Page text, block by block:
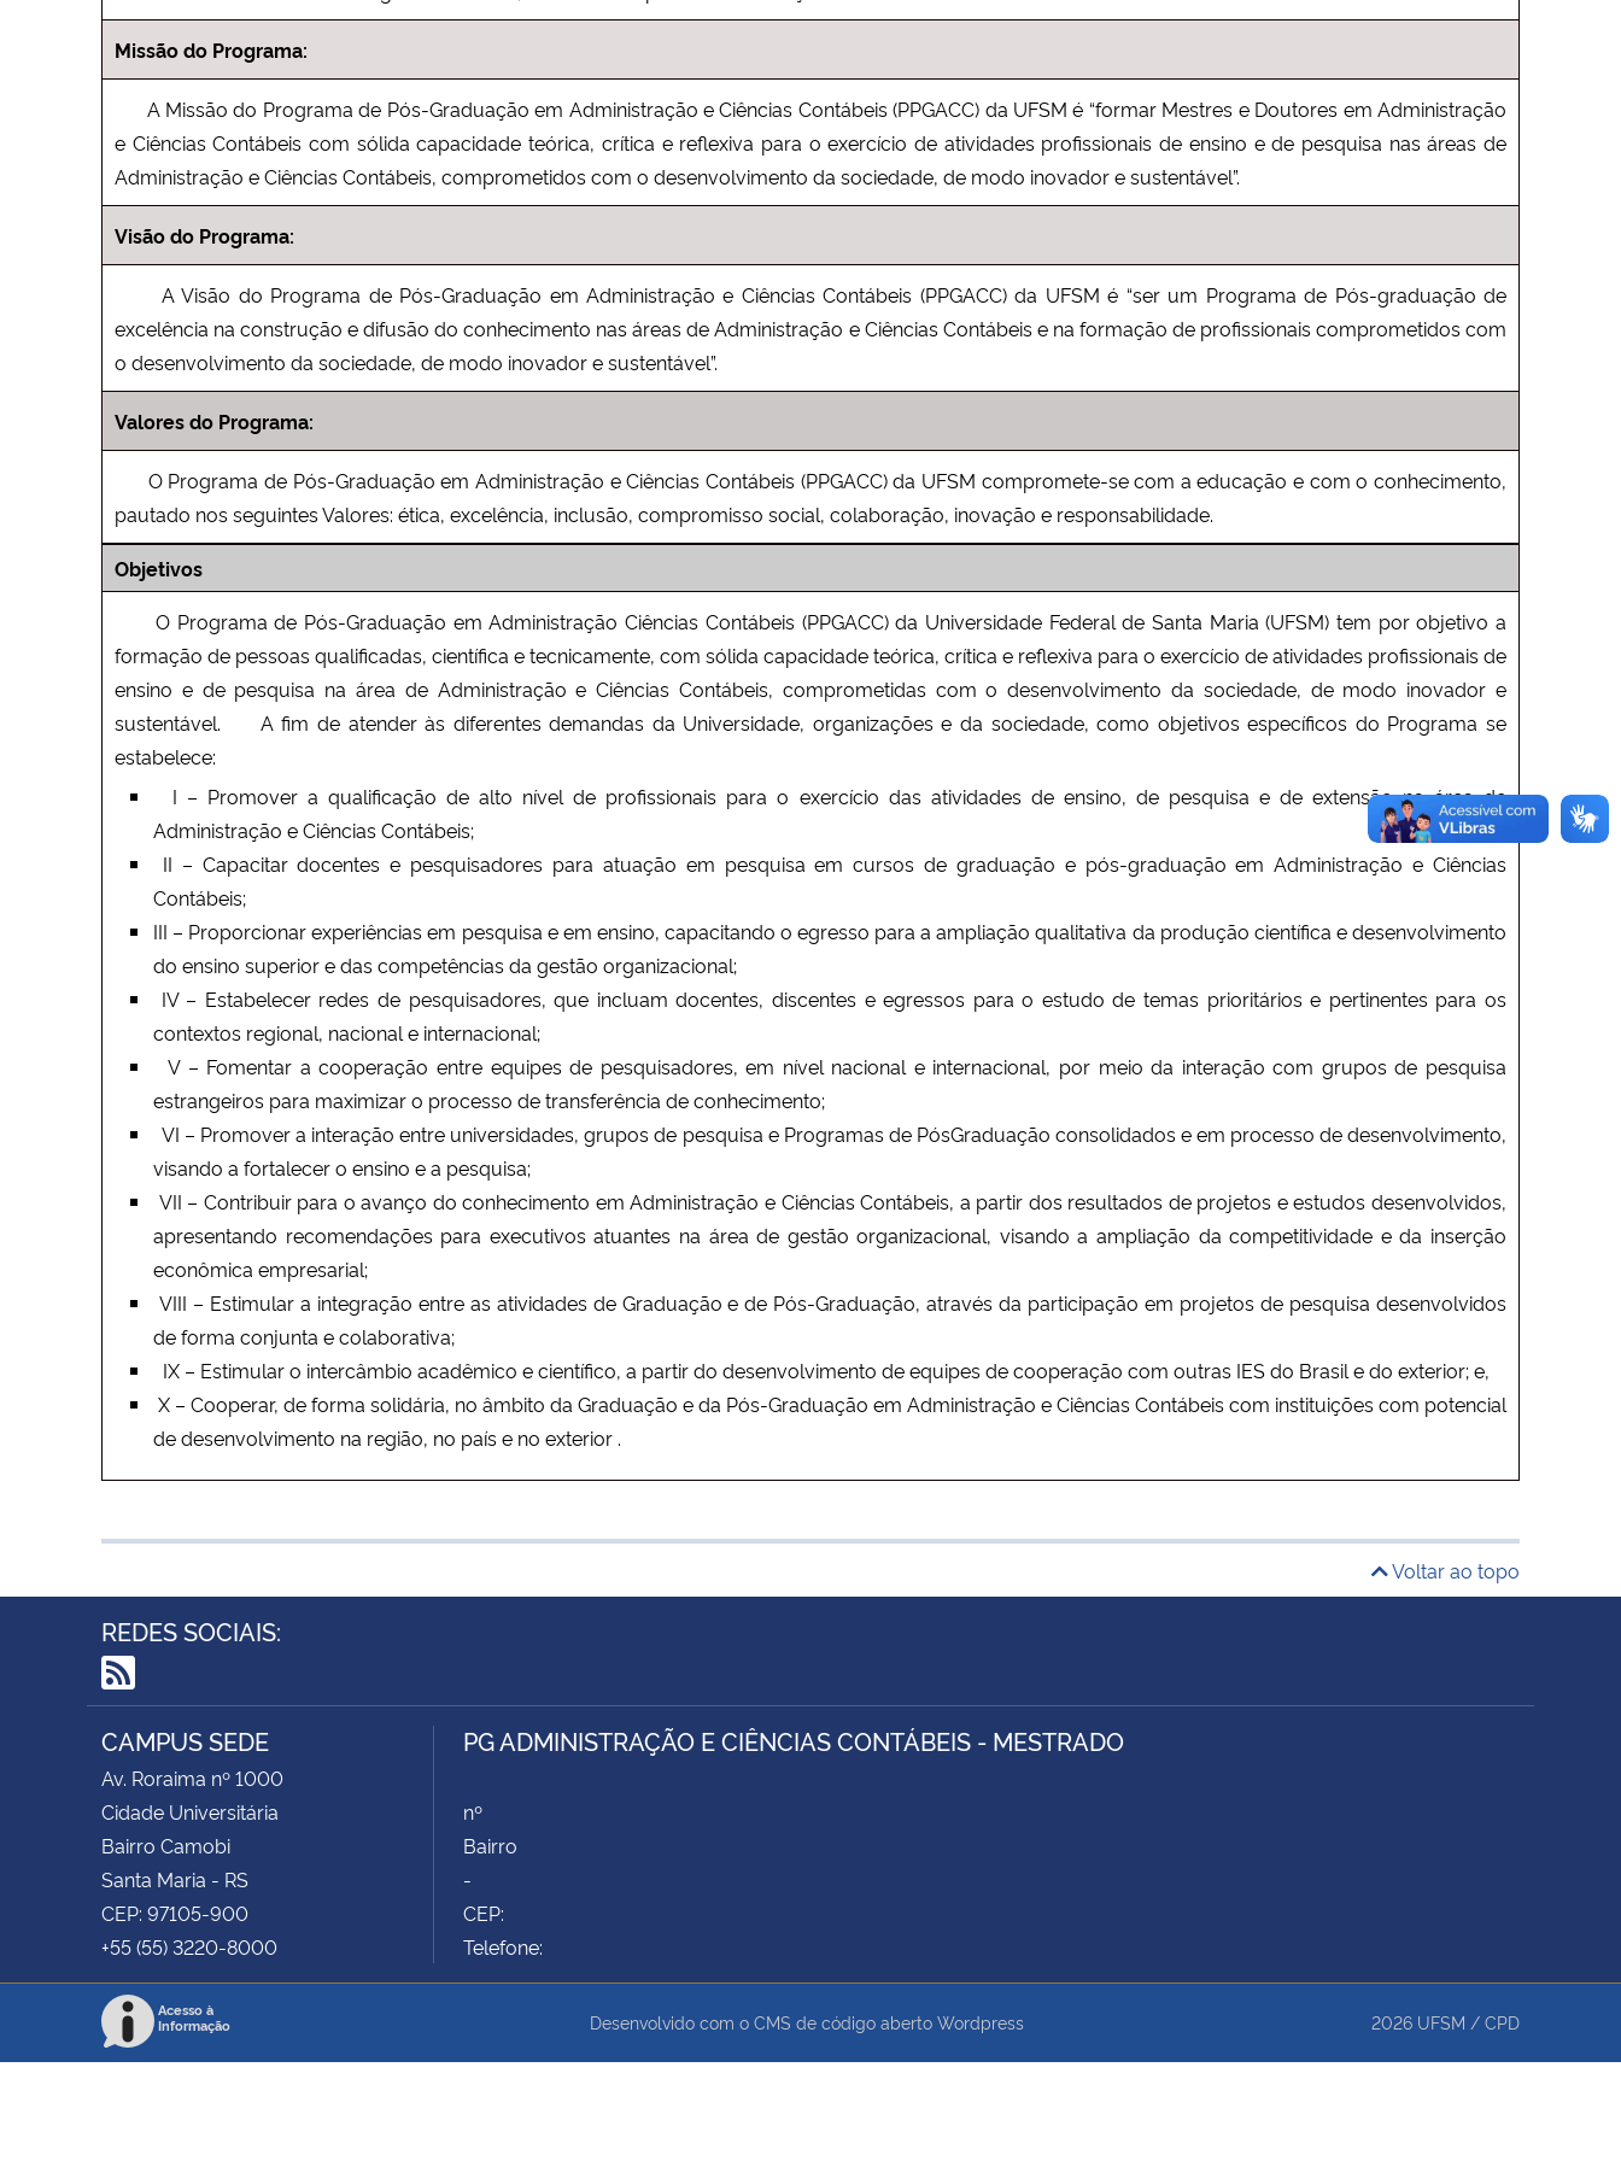
Missão do Programa:
A Missão do Programa de Pós-Graduação em Administração e Ciências Contábeis (PPGACC) da UFSM é “formar Mestres e Doutores em Administração
e Ciências Contábeis com sólida capacidade teórica, crítica e reflexiva para o exercício de atividades profissionais de ensino e de pesquisa nas áreas de
Administração e Ciências Contábeis, comprometidos com o desenvolvimento da sociedade, de modo inovador e sustentável”.
Visão do Programa:
A Visão do Programa de Pós-Graduação em Administração e Ciências Contábeis (PPGACC) da UFSM é “ser um Programa de Pós-graduação de
excelência na construção e difusão do conhecimento nas áreas de Administração e Ciências Contábeis e na formação de profissionais comprometidos com
o desenvolvimento da sociedade, de modo inovador e sustentável”.
Valores do Programa:
O Programa de Pós-Graduação em Administração e Ciências Contábeis (PPGACC) da UFSM compromete-se com a educação e com o conhecimento,
pautado nos seguintes Valores: ética, excelência, inclusão, compromisso social, colaboração, inovação e responsabilidade.
Objetivos
O Programa de Pós-Graduação em Administração Ciências Contábeis (PPGACC) da Universidade Federal de Santa Maria (UFSM) tem por objetivo a
formação de pessoas qualificadas, científica e tecnicamente, com sólida capacidade teórica, crítica e reflexiva para o exercício de atividades profissionais de
ensino e de pesquisa na área de Administração e Ciências Contábeis, comprometidas com o desenvolvimento da sociedade, de modo inovador e
sustentável. A fim de atender às diferentes demandas da Universidade, organizações e da sociedade, como objetivos específicos do Programa se
estabelece:
I – Promover a qualificação de alto nível de profissionais para o exercício das atividades de ensino, de pesquisa e de extensão na área de
Administração e Ciências Contábeis;
II – Capacitar docentes e pesquisadores para atuação em pesquisa em cursos de graduação e pós-graduação em Administração e Ciências
Contábeis;
III – Proporcionar experiências em pesquisa e em ensino, capacitando o egresso para a ampliação qualitativa da produção científica e desenvolvimento
do ensino superior e das competências da gestão organizacional;
IV – Estabelecer redes de pesquisadores, que incluam docentes, discentes e egressos para o estudo de temas prioritários e pertinentes para os
contextos regional, nacional e internacional;
V – Fomentar a cooperação entre equipes de pesquisadores, em nível nacional e internacional, por meio da interação com grupos de pesquisa
estrangeiros para maximizar o processo de transferência de conhecimento;
VI – Promover a interação entre universidades, grupos de pesquisa e Programas de PósGraduação consolidados e em processo de desenvolvimento,
visando a fortalecer o ensino e a pesquisa;
VII – Contribuir para o avanço do conhecimento em Administração e Ciências Contábeis, a partir dos resultados de projetos e estudos desenvolvidos,
apresentando recomendações para executivos atuantes na área de gestão organizacional, visando a ampliação da competitividade e da inserção
econômica empresarial;
VIII – Estimular a integração entre as atividades de Graduação e de Pós-Graduação, através da participação em projetos de pesquisa desenvolvidos
de forma conjunta e colaborativa;
IX – Estimular o intercâmbio acadêmico e científico, a partir do desenvolvimento de equipes de cooperação com outras IES do Brasil e do exterior; e,
X – Cooperar, de forma solidária, no âmbito da Graduação e da Pós-Graduação em Administração e Ciências Contábeis com instituições com potencial
de desenvolvimento na região, no país e no exterior .
Voltar ao topo
REDES SOCIAIS:
RSS
CAMPUS SEDE
Av. Roraima nº 1000
Cidade Universitária
Bairro Camobi
Santa Maria - RS
CEP: 97105-900
+55 (55) 3220-8000
PG ADMINISTRAÇÃO E CIÊNCIAS CONTÁBEIS - MESTRADO
nº
Bairro
-
CEP:
Telefone:
Acesso à
Informação
Desenvolvido com o CMS de código aberto Wordpress 2026 UFSM / CPD